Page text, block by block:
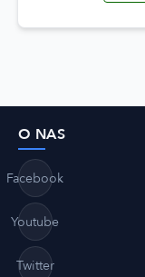
O NAS
Facebook
Youtube
Twitter